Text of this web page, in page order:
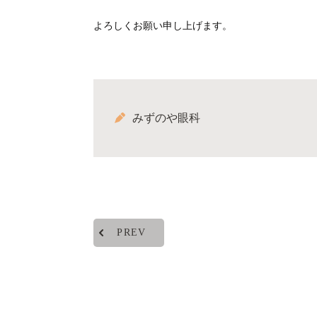
よろしくお願い申し上げます。
みずのや眼科
PREV